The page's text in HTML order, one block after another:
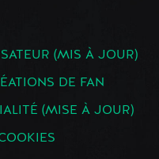
(MIS À JOUR)
DE FAN
(MISE À JOUR)